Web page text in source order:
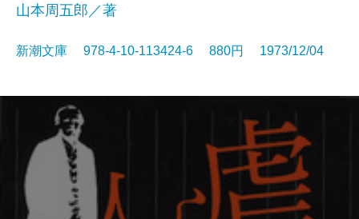
山本周五郎／著
新潮文庫 978-4-10-113424-6 880円 1973/12/04